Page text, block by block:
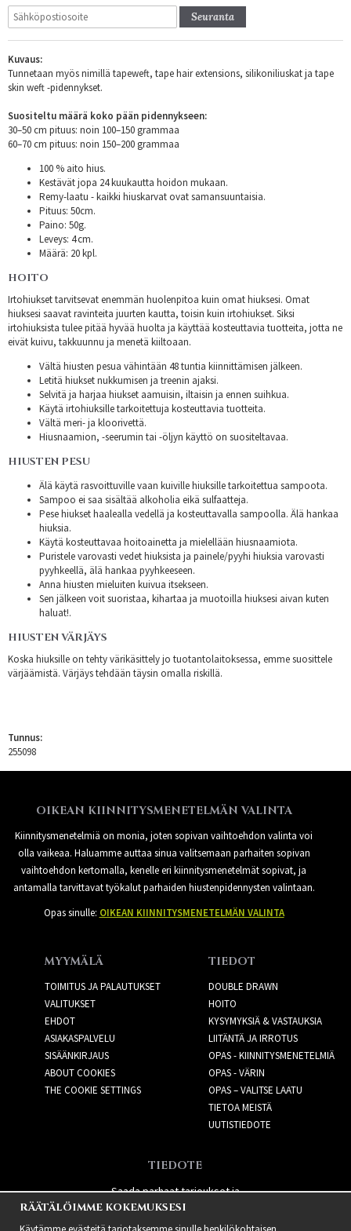
Seuranta
Kuvaus:
Tunnetaan myös nimillä tapeweft, tape hair extensions, silikoniliuskat ja tape
skin weft -pidennykset.
Suositeltu määrä koko pään pidennykseen:
30–50 cm pituus: noin 100–150 grammaa
60–70 cm pituus: noin 150–200 grammaa
100 % aito hius.
Kestävät jopa 24 kuukautta hoidon mukaan.
Remy-laatu - kaikki hiuskarvat ovat samansuuntaisia.
Pituus: 50cm.
Paino: 50g.
Leveys: 4 cm.
Määrä: 20 kpl.
HOITO
Irtohiukset tarvitsevat enemmän huolenpitoa kuin omat hiuksesi. Omat
hiuksesi saavat ravinteita juurten kautta, toisin kuin irtohiukset. Siksi
irtohiuksista tulee pitää hyvää huolta ja käyttää kosteuttavia tuotteita, jotta ne
eivät kuivu, takkuunnu ja menetä kiiltoaan.
Vältä hiusten pesua vähintään 48 tuntia kiinnittämisen jälkeen.
Letitä hiukset nukkumisen ja treenin ajaksi.
Selvitä ja harjaa hiukset aamuisin, iltaisin ja ennen suihkua.
Käytä irtohiuksille tarkoitettuja kosteuttavia tuotteita.
Vältä meri- ja kloorivettä.
Hiusnaamion, -seerumin tai -öljyn käyttö on suositeltavaa.
HIUSTEN PESU
Älä käytä rasvoittuville vaan kuiville hiuksille tarkoitettua sampoota.
Sampoo ei saa sisältää alkoholia eikä sulfaatteja.
Pese hiukset haalealla vedellä ja kosteuttavalla sampoolla. Älä hankaa
hiuksia.
Käytä kosteuttavaa hoitoainetta ja mielellään hiusnaamiota.
Puristele varovasti vedet hiuksista ja painele/pyyhi hiuksia varovasti
pyyhkeellä, älä hankaa pyyhkeeseen.
Anna hiusten mieluiten kuivua itsekseen.
Sen jälkeen voit suoristaa, kihartaa ja muotoilla hiuksesi aivan kuten
haluat!.
HIUSTEN VÄRJÄYS
Koska hiuksille on tehty värikäsittely jo tuotantolaitoksessa, emme suosittele
värjäämistä. Värjäys tehdään täysin omalla riskillä.
Tunnus:
255098
OIKEAN KIINNITYSMENETELMÄN VALINTA
Kiinnitysmenetelmiä on monia, joten sopivan vaihtoehdon valinta voi
olla vaikeaa. Haluamme auttaa sinua valitsemaan parhaiten sopivan
vaihtoehdon kertomalla, kenelle eri kiinnitysmenetelmät sopivat, ja
antamalla tarvittavat työkalut parhaiden hiustenpidennysten valintaan.
Opas sinulle: OIKEAN KIINNITYSMENETELMÄN VALINTA
MYYMÄLÄ
TOIMITUS JA PALAUTUKSET
VALITUKSET
EHDOT
ASIAKASPALVELU
SISÄÄNKIRJAUS
ABOUT COOKIES
THE COOKIE SETTINGS
TIEDOT
DOUBLE DRAWN
HOITO
KYSYMYKSIÄ & VASTAUKSIA
LIITÄNTÄ JA IRROTUS
OPAS - KIINNITYSMENETELMIÄ
OPAS - VÄRIN
OPAS – VALITSE LAATU
TIETOA MEISTÄ
UUTISTIEDOTE
TIEDOTE
Saada parhaat tarjoukset ja
uusia tuotteita!
RÄÄTÄLÖIMME KOKEMUKSESI